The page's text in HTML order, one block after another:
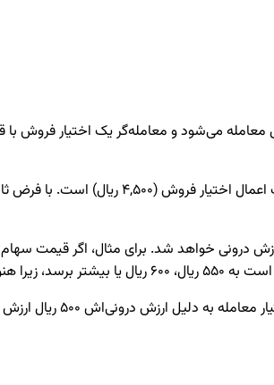
در زمان خرید، این اختیار معامله هیچ ارزش
وجود دارد